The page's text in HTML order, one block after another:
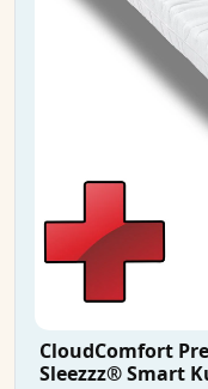
CloudComfort
Sleezzz® Smart